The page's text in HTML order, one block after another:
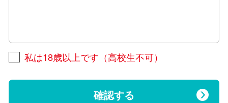
私は18歳以上です（高校生不可）
確認する